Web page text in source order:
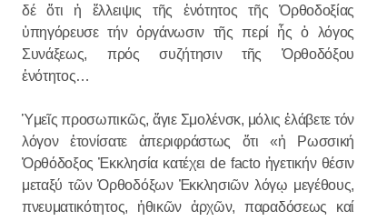
δέ ὅτι ἡ ἔλλειψις τῆς ἑνότητος τῆς Ὀρθοδοξίας
ὑπηγόρευσε τήν ὀργάνωσιν τῆς περί ἧς ὁ λόγος
Συνάξεως, πρός συζήτησιν τῆς Ὀρθοδόξου
ἑνότητος…
Ὑμεῖς προσωπικῶς, ἅγιε Σμολένσκ, μόλις ἐλάβετε τόν
λόγον ἐτονίσατε ἀπεριφράστως ὅτι «ἡ Ρωσσική
Ὀρθόδοξος Ἐκκλησία κατέχει de facto ἡγετικήν θέσιν
μεταξύ τῶν Ὀρθοδόξων Ἐκκλησιῶν λόγῳ μεγέθους,
πνευματικότητος, ἠθικῶν ἀρχῶν, παραδόσεως καί